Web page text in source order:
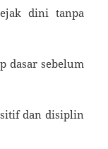
dini tanpa
dasar sebelum
dan disiplin